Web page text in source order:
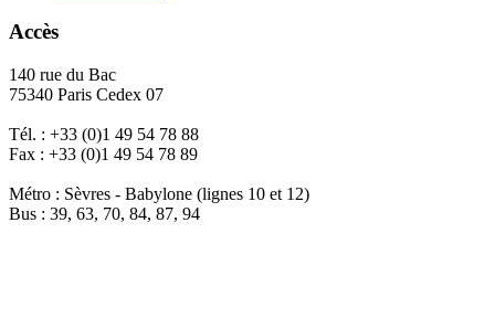
Accès
140 rue du Bac
75340 Paris Cedex 07
Tél. : +33 (0)1 49 54 78 88
Fax : +33 (0)1 49 54 78 89
Métro : Sèvres - Babylone (lignes 10 et 12)
Bus : 39, 63, 70, 84, 87, 94